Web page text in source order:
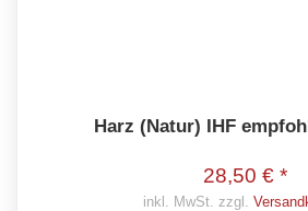
Harz (Natur) IHF
28,50 € *
inkl. MwSt. zzgl.